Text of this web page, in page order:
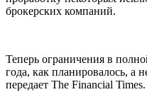
брокерских компаний.
Теперь ограничения в
года, как планировалось, а
передает The Financial Times.